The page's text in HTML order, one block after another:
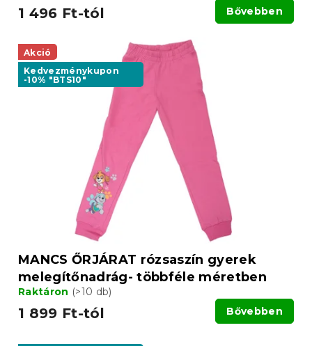
1 496 Ft-tól Bővebben
Akció
Kedvezménykupon
-10% "BTS10"
MANCS ŐRJÁRAT rózsaszín gyerek
melegítőnadrág- többféle méretben
Raktáron (>10 db)
1 899 Ft-tól Bővebben